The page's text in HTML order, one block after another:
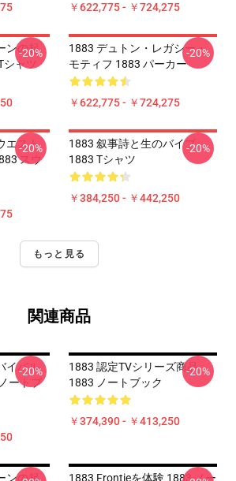
￥622,775 - ￥724,275
ンの起
ャツ
-20%
1883 デュトン・レガシー・
モティフ 1883 パーカー
￥622,775 - ￥724,275
-20%
エスト
スウ
-20%
1883 叙事詩と生のバイブ
1883 Tシャツ
￥384,250 - ￥442,250
-20%
もっと見る
関連商品
イバル
ートブ
-20%
1883 認定TVシリーズ商品
1883 ノートブック
￥374,390 - ￥413,250
-20%
ンの起
1883 Frontieを体験 1883 ノー